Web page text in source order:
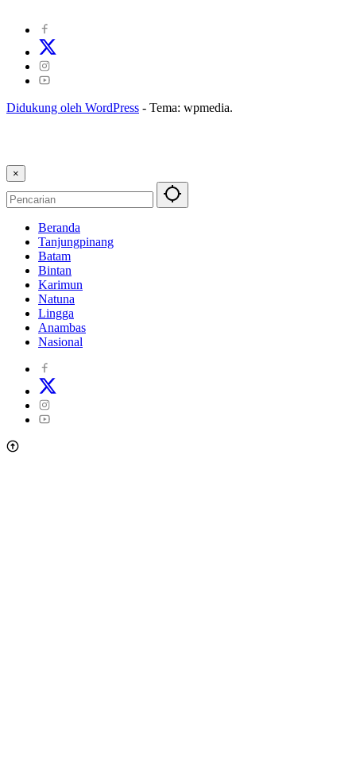
Didukung oleh WordPress - Tema: wpmedia.
×
Beranda
Tanjungpinang
Batam
Bintan
Karimun
Natuna
Lingga
Anambas
Nasional